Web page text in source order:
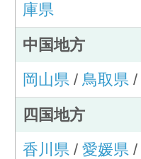
庫県
中国地方
岡山県/ 鳥取県/
四国地方
香川県/ 愛媛県/